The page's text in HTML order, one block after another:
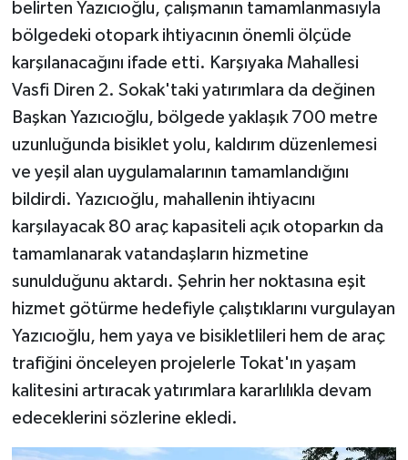
belirten Yazıcıoğlu, çalışmanın tamamlanmasıyla
bölgedeki otopark ihtiyacının önemli ölçüde
karşılanacağını ifade etti. Karşıyaka Mahallesi
Vasfi Diren 2. Sokak'taki yatırımlara da değinen
Başkan Yazıcıoğlu, bölgede yaklaşık 700 metre
uzunluğunda bisiklet yolu, kaldırım düzenlemesi
ve yeşil alan uygulamalarının tamamlandığını
bildirdi. Yazıcıoğlu, mahallenin ihtiyacını
karşılayacak 80 araç kapasiteli açık otoparkın da
tamamlanarak vatandaşların hizmetine
sunulduğunu aktardı. Şehrin her noktasına eşit
hizmet götürme hedefiyle çalıştıklarını vurgulayan
Yazıcıoğlu, hem yaya ve bisikletlileri hem de araç
trafiğini önceleyen projelerle Tokat'ın yaşam
kalitesini artıracak yatırımlara kararlılıkla devam
edeceklerini sözlerine ekledi.